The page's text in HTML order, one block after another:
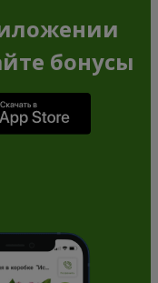
бонусы